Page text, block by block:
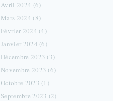
Avril 2024 (6)
Mars 2024 (8)
Février 2024 (4)
Janvier 2024 (6)
Décembre 2023 (3)
Novembre 2023 (6)
Octobre 2023 (1)
Septembre 2023 (2)